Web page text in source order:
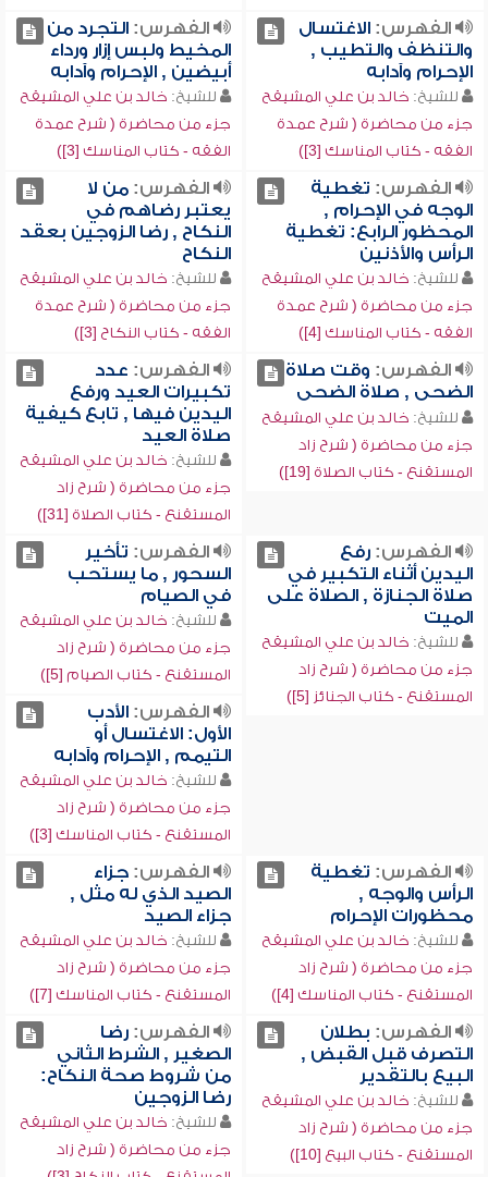
الفهرس:الاغتسال
والتنظف والتطيب ,
الإحرام وآدابه
للشيخ: خالد بن علي المشيقح
جزء من محاضرة ( شرح عمدة
الفقه - كتاب المناسك [3])
الفهرس:التجرد من
المخيط ولبس إزار ورداء
أبيضين , الإحرام وآدابه
للشيخ: خالد بن علي المشيقح
جزء من محاضرة ( شرح عمدة
الفقه - كتاب المناسك [3])
الفهرس: تغطية
الوجه في الإحرام ,
المحظور الرابع: تغطية
الرأس والأذنين
للشيخ: خالد بن علي المشيقح
جزء من محاضرة ( شرح عمدة
الفقه - كتاب المناسك [4])
الفهرس:من لا
يعتبر رضاهم في
النكاح , رضا الزوجين بعقد
النكاح
للشيخ: خالد بن علي المشيقح
جزء من محاضرة ( شرح عمدة
الفقه - كتاب النكاح [3])
الفهرس: وقت صلاة
الضحى , صلاة الضحى
للشيخ: خالد بن علي المشيقح
جزء من محاضرة ( شرح زاد
المستقنع - كتاب الصلاة [19])
الفهرس: عدد
تكبيرات العيد ورفع
اليدين فيها , تابع كيفية
صلاة العيد
للشيخ: خالد بن علي المشيقح
جزء من محاضرة ( شرح زاد
المستقنع - كتاب الصلاة [31])
الفهرس:رفع
اليدين أثناء التكبير في
صلاة الجنازة , الصلاة على
الميت
للشيخ: خالد بن علي المشيقح
جزء من محاضرة ( شرح زاد
المستقنع - كتاب الجنائز [5])
الفهرس: تأخير
السحور , ما يستحب
في الصيام
للشيخ: خالد بن علي المشيقح
جزء من محاضرة ( شرح زاد
المستقنع - كتاب الصيام [5])
الفهرس:الأدب
الأول: الاغتسال أو
التيمم , الإحرام وآدابه
للشيخ: خالد بن علي المشيقح
جزء من محاضرة ( شرح زاد
المستقنع - كتاب المناسك [3])
الفهرس: تغطية
الرأس والوجه ,
محظورات الإحرام
للشيخ: خالد بن علي المشيقح
جزء من محاضرة ( شرح زاد
المستقنع - كتاب المناسك [4])
الفهرس:جزاء
الصيد الذي له مثل ,
جزاء الصيد
للشيخ: خالد بن علي المشيقح
جزء من محاضرة ( شرح زاد
المستقنع - كتاب المناسك [7])
الفهرس: بطلان
التصرف قبل القبض ,
البيع بالتقدير
للشيخ: خالد بن علي المشيقح
جزء من محاضرة ( شرح زاد
المستقنع - كتاب البيع [10])
الفهرس:رضا
الصغير , الشرط الثاني
من شروط صحة النكاح:
رضا الزوجين
للشيخ: خالد بن علي المشيقح
جزء من محاضرة ( شرح زاد